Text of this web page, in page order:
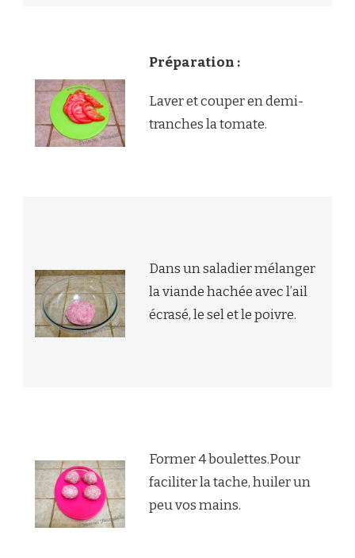
Préparation :
Laver et couper en demi-
tranches la tomate.
Dans un saladier mélanger
la viande hachée avec l’ail
écrasé, le sel et le poivre.
Former 4 boulettes.Pour
faciliter la tache, huiler un
peu vos mains.